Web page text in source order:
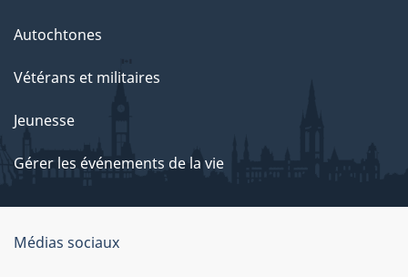
Autochtones
Vétérans et militaires
Jeunesse
Gérer les événements de la vie
Organisation
Médias sociaux